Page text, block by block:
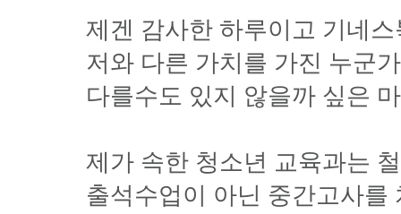
제겐 감사한 하루이고 기네
저와 다른 가치를 가진 누군
다를수도 있지 않을까 싶은
제가 속한 청소년 교육과는
출석수업이 아닌 중간고사를